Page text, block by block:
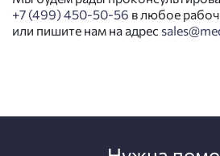
+7 (499) 450-50-56 в любое
или пишите нам на адрес